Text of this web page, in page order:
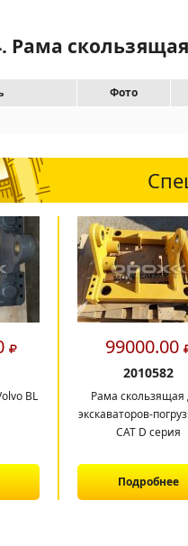
Фото
BL
99000.00
2010582
Рама скользящая
экскаваторов-
CAT D серия
Подробнее